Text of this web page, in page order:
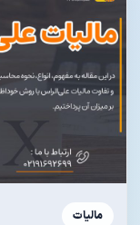
مالیات